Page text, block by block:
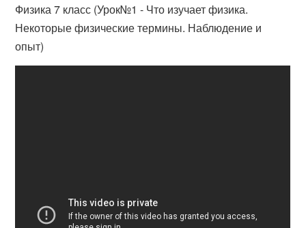
Физика 7 класс (Урок№1 - Что изучает физика.
Некоторые физические термины. Наблюдение и
опыт)